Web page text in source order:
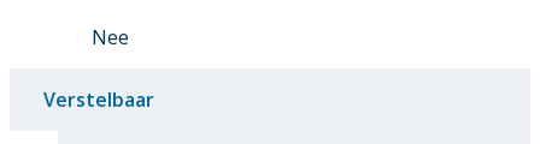
Nee
Verstelbaar